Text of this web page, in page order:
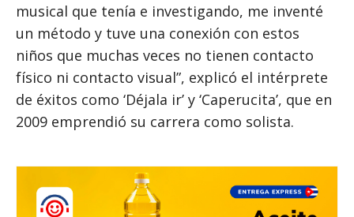
musical que tenía e investigando, me inventé
un método y tuve una conexión con estos
niños que muchas veces no tienen contacto
físico ni contacto visual”, explicó el intérprete
de éxitos como ‘Déjala ir’ y ‘Caperucita’, que en
2009 emprendió su carrera como solista.